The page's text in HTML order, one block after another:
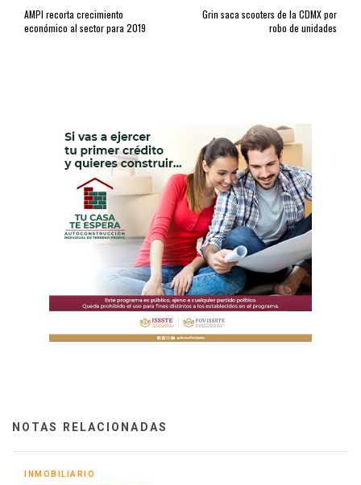
AMPI recorta crecimiento
económico al sector para 2019
Grin saca scooters de la CDMX por
robo de unidades
NOTAS RELACIONADAS
INMOBILIARIO